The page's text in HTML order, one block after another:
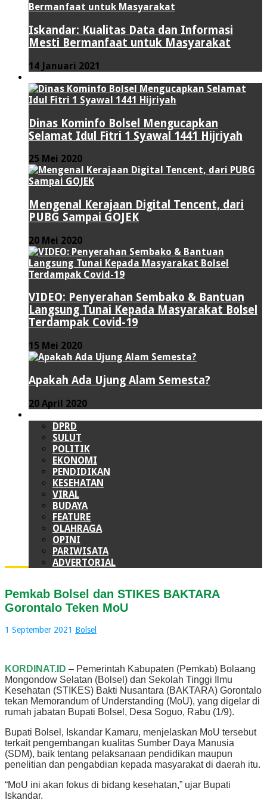
Iskandar: Kualitas Data dan Informasi
Mesti Bermanfaat untuk Masyarakat
14 Januari 2021
Dinas Kominfo Bolsel Mengucapkan
Selamat Idul Fitri 1 Syawal 1441 Hijriyah
25 Mei 2020
Mengenal Kerajaan Digital Tencent, dari
PUBG Sampai GOJEK
20 Mei 2020
VIDEO: Penyerahan Sembako & Bantuan
Langsung Tunai Kepada Masyarakat Bolsel
Terdampak Covid-19
15 Mei 2020
Apakah Ada Ujung Alam Semesta?
20 April 2020
DPRD
SULUT
POLITIK
EKONOMI
PENDIDIKAN
KESEHATAN
VIRAL
BUDAYA
FEATURE
OLAHRAGA
OPINI
PARIWISATA
ADVERTORIAL
Pemkab Bolsel dan STIKES BAKTARA
Gorontalo Teken MoU
1 September 2021 Bolsel
KORDINAT.ID – Pemerintah Kabupaten (Pemkab) Bolaang
Mongondow Selatan (Bolsel) dan Sekolah Tinggi Ilmu
Kesehatan (STIKES) Bakti Nusantara (BAKTARA) Gorontalo
tekan Memorandum of Understanding (MoU), yang digelar di
rumah jabatan Bupati Bolsel, Desa Soguo, Rabu (1/9).
Bupati Bolsel, Iskandar Kamaru, menjelaskan MoU tersebut
terkait pengembangan kualitas Sumber Daya Manusia
(SDM), baik tentang pelaksanaan pendidikan maupun
penelitian dan pengabdian kepada masyarakat di daerah itu.
“MoU ini akan fokus di bidang kesehatan,” ujar Bupati
Iskandar.